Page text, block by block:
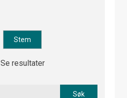
Se resultater